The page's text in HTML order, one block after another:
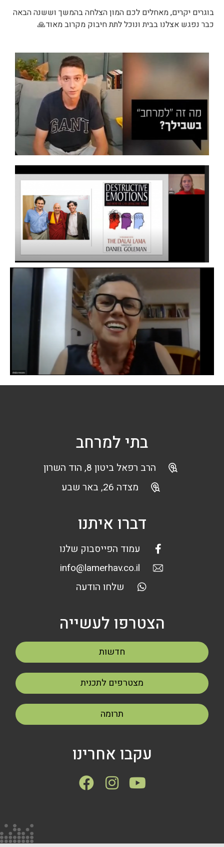
בוגרים יקרים, מאחלים לכם המון הצלחה בהמשך וששנה הבאה
כבר נפגש אצלנו בבית ונוכל לתת חיבוק מקרוב מאוד🙏
בתי למרחב
הרב רפאל ביטון 8, הוד השרון
מצדה 26, באר שבע
דברו איתנו
עמוד הפייסבוק שלנו
info@lamerhav.co.il
שלחו הודעה
הצטרפו לעשייה
חדשות
מצטרפים לתכנית
תרומה
עקבו אחרינו